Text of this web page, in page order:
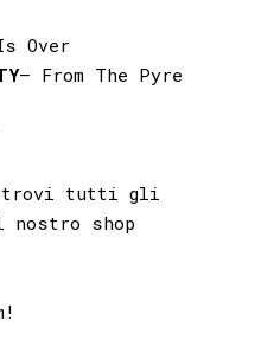
Over
– From The Pyre
trovi tutti gli
nostro shop